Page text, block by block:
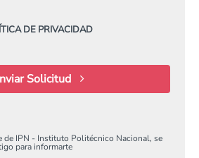
DE PRIVACIDAD
Solicitud
de IPN - Instituto Politécnico Nacional, se
para informarte